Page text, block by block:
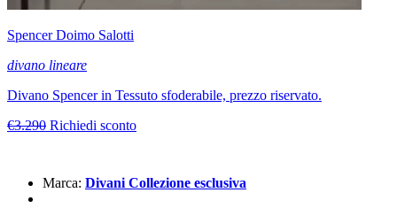
Spencer Doimo Salotti
divano lineare
Divano Spencer in Tessuto sfoderabile, prezzo riservato.
€3.290 Richiedi sconto
Marca: Divani Collezione esclusiva